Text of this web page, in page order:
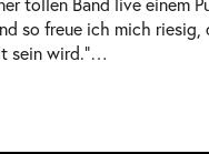
so freue ich mich riesig,
sein wird.“…